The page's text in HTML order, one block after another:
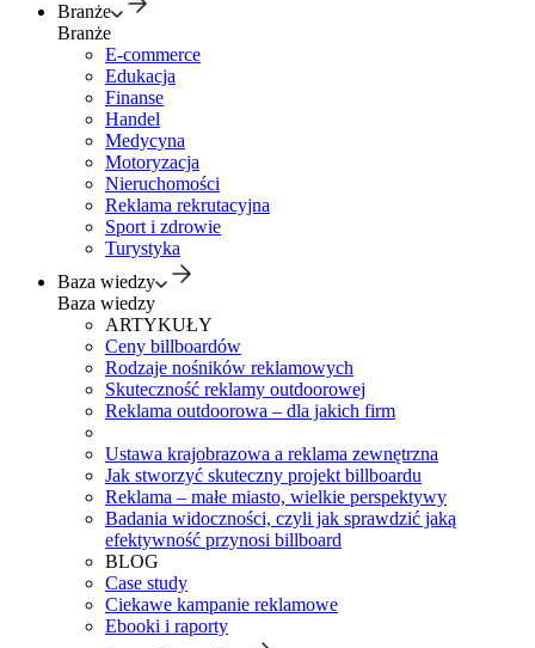
Branże
Branże
E-commerce
Edukacja
Finanse
Handel
Medycyna
Motoryzacja
Nieruchomości
Reklama rekrutacyjna
Sport i zdrowie
Turystyka
Baza wiedzy
Baza wiedzy
ARTYKUŁY
Ceny billboardów
Rodzaje nośników reklamowych
Skuteczność reklamy outdoorowej
Reklama outdoorowa – dla jakich firm
Ustawa krajobrazowa a reklama zewnętrzna
Jak stworzyć skuteczny projekt billboardu
Reklama – małe miasto, wielkie perspektywy
Badania widoczności, czyli jak sprawdzić jaką
efektywność przynosi billboard
BLOG
Case study
Ciekawe kampanie reklamowe
Ebooki i raporty